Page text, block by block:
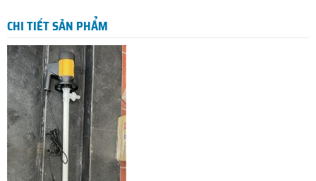
CHI TIẾT SẢN PHẨM